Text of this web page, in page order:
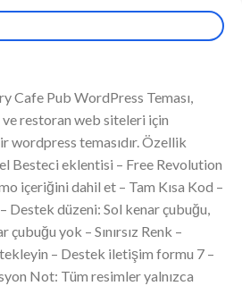
Cafe Pub WordPress Teması,
ve restoran web siteleri için
wordpress temasıdır. Özellik
Besteci eklentisi – Free Revolution
içeriğini dahil et – Tam Kısa Kod –
Destek düzeni: Sol kenar çubuğu,
çubuğu yok – Sınırsız Renk –
– Destek iletişim formu 7 –
Not: Tüm resimler yalnızca